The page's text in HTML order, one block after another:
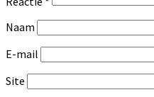
Naam
E-mail
Site